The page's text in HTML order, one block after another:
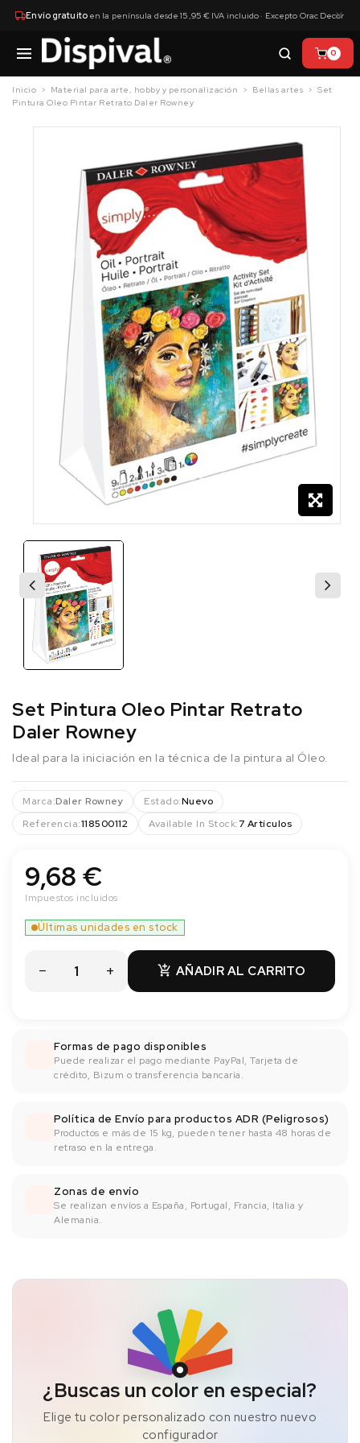
Envío gratuitoen la península desde 15,95 € IVA incluido · Excepto Orac Decor
×
0
Inicio Material para arte, hobby y personalización Bellas artes
Set
Pintura Oleo Pintar Retrato Daler Rowney
Set Pintura Oleo Pintar Retrato
Daler Rowney
Ideal para la iniciación en la técnica de la pintura al Óleo.
Marca:Daler Rowney Estado:Nuevo
Referencia:118500112 Available In Stock:7 Artículos
9,68 €
Impuestos incluidos
 AÑADIR AL CARRITO
Últimas unidades en stock
Formas de pago disponibles
Puede realizar el pago mediante PayPal, Tarjeta de
crédito, Bizum o transferencia bancaría.
Política de Envío para productos ADR (Peligrosos)
Productos e más de 15 kg, pueden tener hasta 48 horas de
retraso en la entrega.
Zonas de envío
Se realizan envíos a España, Portugal, Francia, Italia y
Alemania.
¿Buscas un color en especial?
Elige tu color personalizado con nuestro nuevo
configurador